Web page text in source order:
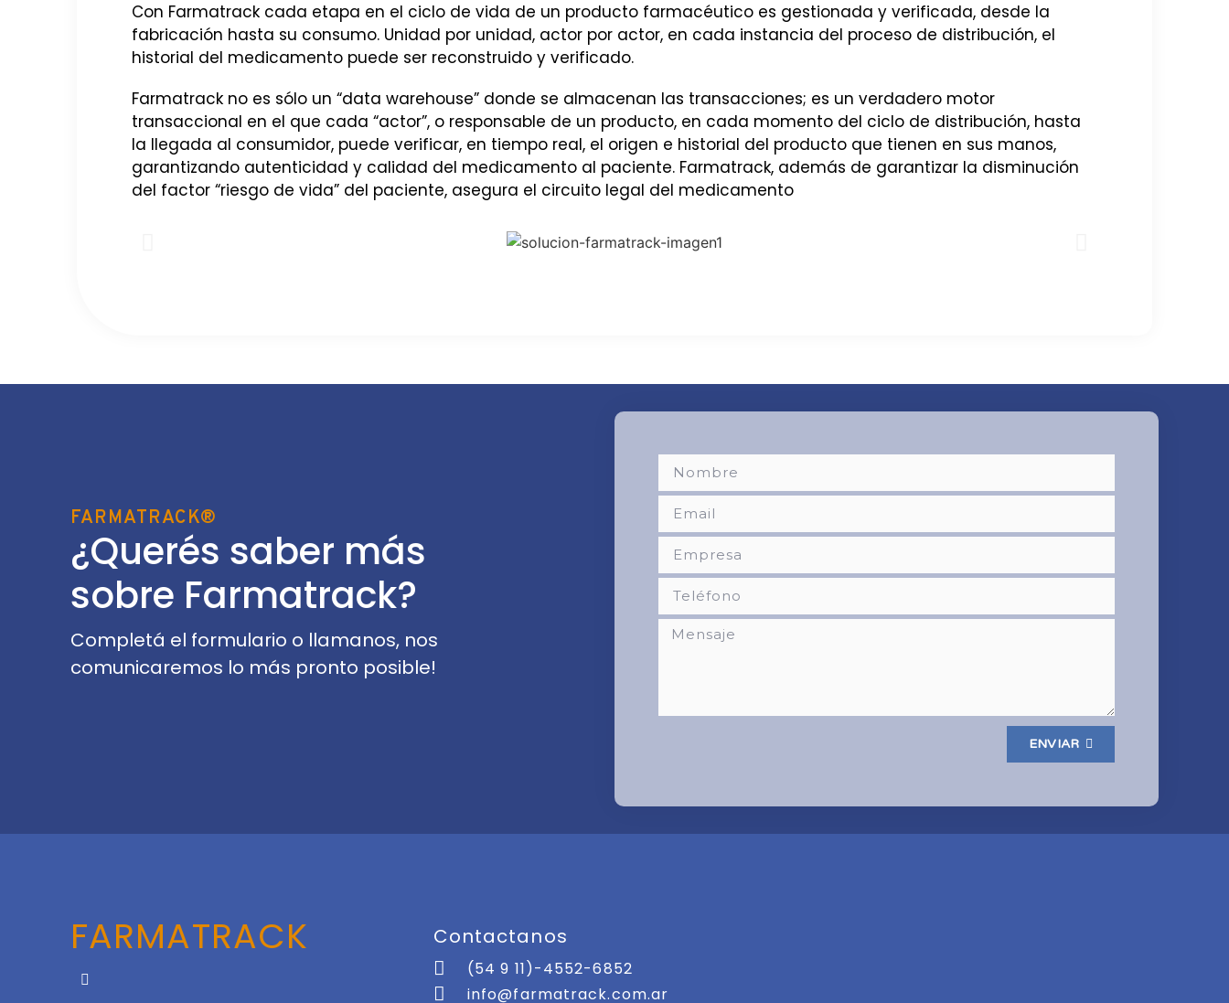
Con Farmatrack cada etapa en el ciclo de vida de un producto farmacéutico es gestionada y verificada, desde la
fabricación hasta su consumo. Unidad por unidad, actor por actor, en cada instancia del proceso de distribución, el
historial del medicamento puede ser reconstruido y verificado.
Farmatrack no es sólo un “data warehouse” donde se almacenan las transacciones; es un verdadero motor
transaccional en el que cada “actor”, o responsable de un producto, en cada momento del ciclo de distribución, hasta
la llegada al consumidor, puede verificar, en tiempo real, el origen e historial del producto que tienen en sus manos,
garantizando autenticidad y calidad del medicamento al paciente. Farmatrack, además de garantizar la disminución
del factor “riesgo de vida” del paciente, asegura el circuito legal del medicamento
FARMATRACK®
¿Querés saber más
sobre Farmatrack?
Completá el formulario o llamanos, nos
comunicaremos lo más pronto posible!
ENVIAR
FARMATRACK Contactanos
(54 9 11)-4552-6852
info@farmatrack.com.ar